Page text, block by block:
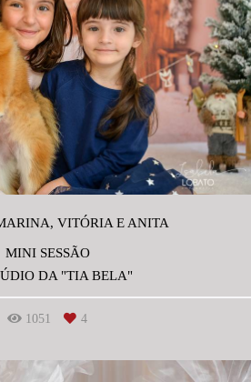
VITÓRIA E ANITA
MINI SESSÃO
DA "TIA BELA"
1051 4